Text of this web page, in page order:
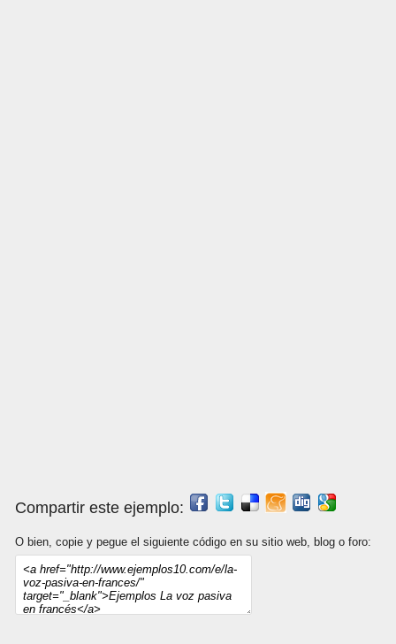
Compartir este ejemplo:
O bien, copie y pegue el siguiente código en su sitio web, blog o foro: